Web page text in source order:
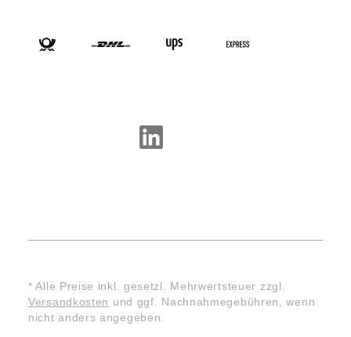
* Alle Preise inkl. gesetzl. Mehrwertsteuer zzgl.
Versandkosten und ggf. Nachnahmegebühren, wenn
nicht anders angegeben.